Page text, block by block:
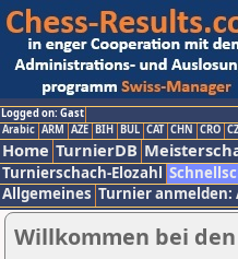
Logged on: Gast
Arabic ARM AZE BIH BUL CAT CHN CRO
Home TurnierDB
Turnierschach-Elozahl
Allgemeines Turnier anmelden:
Willkommen bei